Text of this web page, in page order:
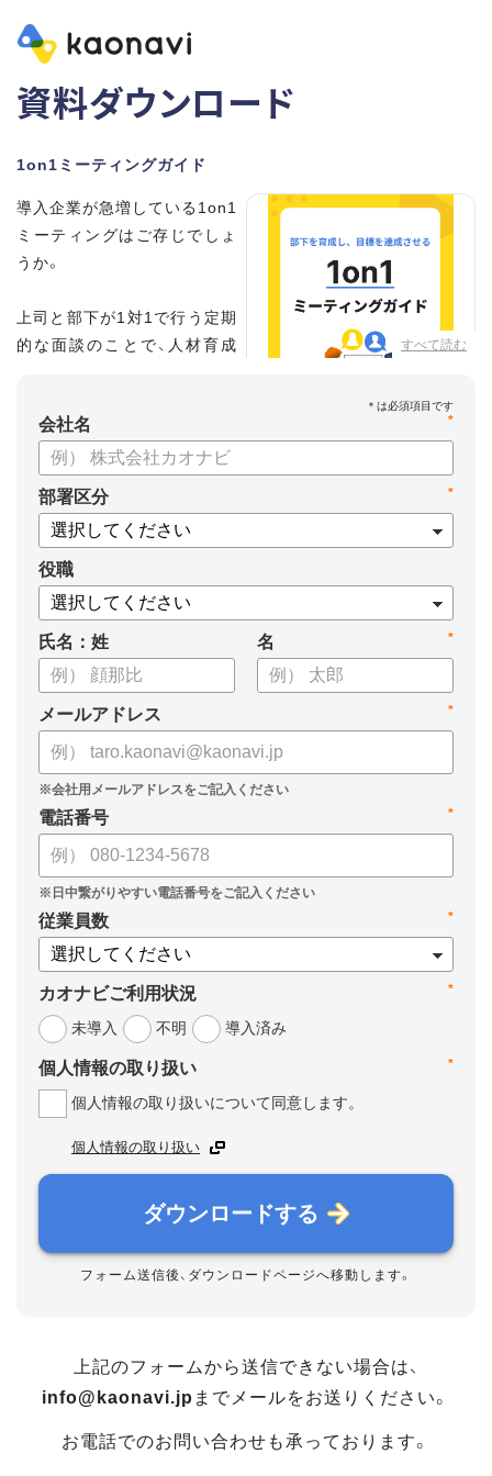
資料ダウンロード
1on1ミーティングガイド
すべて読む
導入企業が急増している1on1
ミーティングはご存じでしょ
うか。
上司と部下が1対1で行う定期
的な面談のことで、人材育成
こちらの資料では、
・1on1とは何か？
・1on1の基本的なやり方
・ 1on1 の基本アジェンダと質問例
についてまとめましたので、ぜひお役立てください。
*
会社名
*
部署区分
役職
氏名：姓 *
名
*
メールアドレス
*
電話番号
*
従業員数
*
カオナビご利用状況
未導入
不明 導入済み
*
個人情報の取り扱い
個人情報の取り扱いについて同意します。
個人情報の取り扱い
ダウンロードする
フォーム送信後、ダウンロードページへ移動します。
上記のフォームから送信できない場合は、
info@kaonavi.jp までメールをお送りください。
お電話でのお問い合わせも承っております。